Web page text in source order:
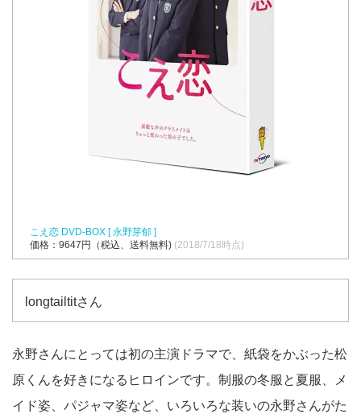
こえ恋 DVD-BOX [ 永野芽郁 ]
価格：9647円（税込、送料無料) (2018/7/18時点)
longtailtitさん
永野さんにとっては初の主演ドラマで、紙袋をかぶった松
原くんを好きになるヒロインです。制服の冬服と夏服、メ
イド姿、パジャマ姿など、いろいろな装いの永野さんがた